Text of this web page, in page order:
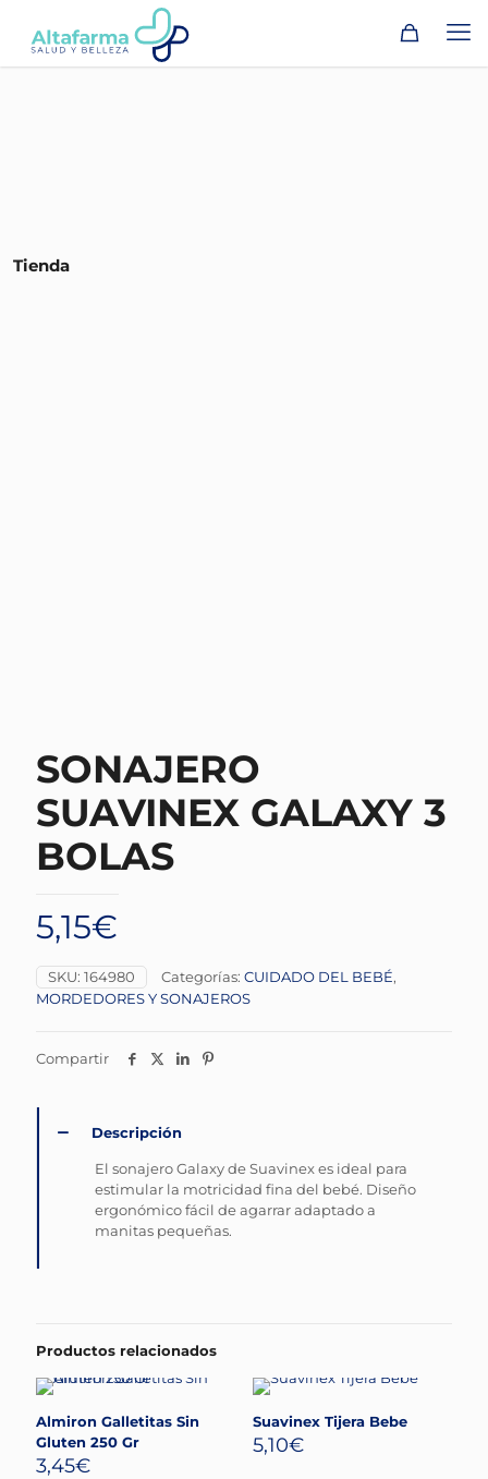
Tienda
SONAJERO
SUAVINEX GALAXY 3
BOLAS
5,15€
SKU: 164980 Categorías: CUIDADO DEL BEBÉ,
MORDEDORES Y SONAJEROS
Compartir
Descripción
El sonajero Galaxy de Suavinex es ideal para
estimular la motricidad fina del bebé. Diseño
ergonómico fácil de agarrar adaptado a
manitas pequeñas.
Productos relacionados
Almiron Galletitas Sin
Gluten 250 Gr
3,45€
Suavinex Tijera Bebe
5,10€